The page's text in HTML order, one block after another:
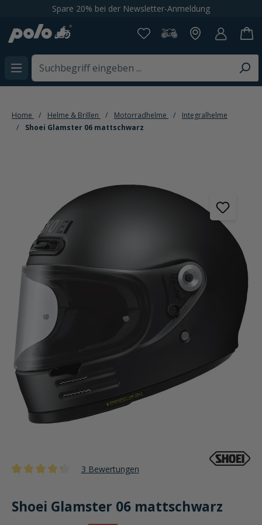
springenSpare 20% bei der Newsletter-Anmeldung
Home Helme & Brillen Motorradhelme
Integralhelme
Shoei Glamster 06 mattschwarz
Bildergalerie überspringen
3 Bewertungen
Shoei Glamster 06 mattschwarz